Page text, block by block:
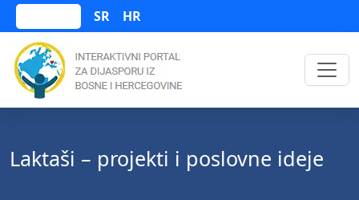
SR HR
Laktaši – projekti i poslovne ideje